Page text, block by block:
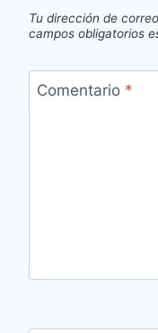
Tu dirección de
campos obligatorios
Comentario *